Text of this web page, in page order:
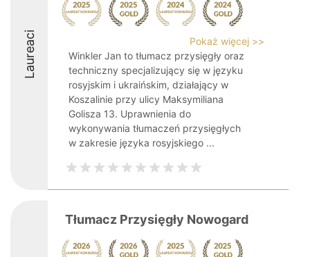
Laureaci
Pokaż więcej >>
Winkler Jan to tłumacz przysięgły oraz
techniczny specjalizujący się w języku
rosyjskim i ukraińskim, działający w
Koszalinie przy ulicy Maksymiliana
Golisza 13. Uprawnienia do
wykonywania tłumaczeń przysięgłych
w zakresie języka rosyjskiego ...
Tłumacz Przysięgły Nowogard